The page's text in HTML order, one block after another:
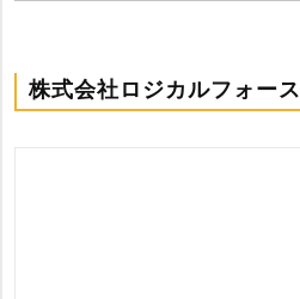
株式会社ロジカルフォース